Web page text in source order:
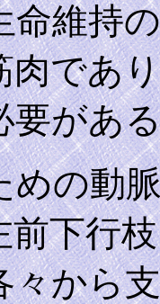
命維持
肉であ
要があ
の動脈
前下行
々から